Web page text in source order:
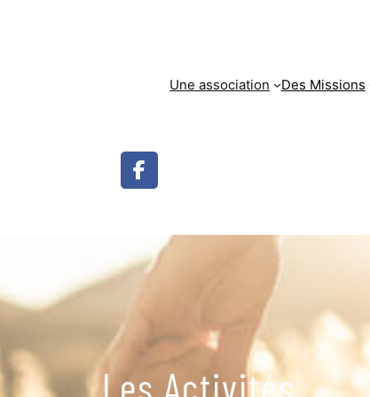
Une association Des Missions
Les Activités